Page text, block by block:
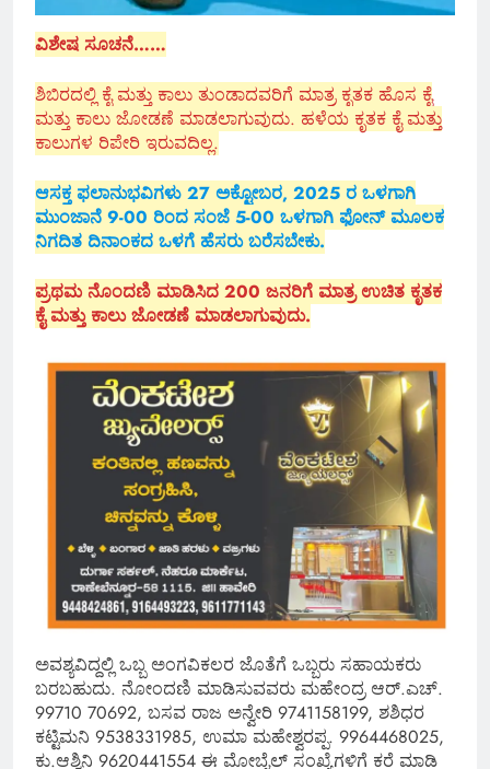
ವಿಶೇಷ ಸೂಚನೆ……
ಶಿಬಿರದಲ್ಲಿ ಕೈ ಮತ್ತು ಕಾಲು ತುಂಡಾದವರಿಗೆ ಮಾತ್ರ ಕೃತಕ ಹೊಸ ಕೈ
ಮತ್ತು ಕಾಲು ಜೋಡಣೆ ಮಾಡಲಾಗುವುದು. ಹಳೆಯ ಕೃತಕ ಕೈ ಮತ್ತು
ಕಾಲುಗಳ ರಿಪೇರಿ ಇರುವದಿಲ್ಲ.
ಆಸಕ್ತ ಫಲಾನುಭವಿಗಳು 27 ಅಕ್ಟೋಬರ, 2025 ರ ಒಳಗಾಗಿ
ಮುಂಜಾನೆ 9-00 ರಿಂದ ಸಂಜೆ 5-00 ಒಳಗಾಗಿ ಫೋನ್ ಮೂಲಕ
ನಿಗದಿತ ದಿನಾಂಕದ ಒಳಗೆ ಹೆಸರು ಬರೆಸಬೇಕು.
ಪ್ರಥಮ ನೊಂದಣಿ ಮಾಡಿಸಿದ 200 ಜನರಿಗೆ ಮಾತ್ರ ಉಚಿತ ಕೃತಕ
ಕೈ ಮತ್ತು ಕಾಲು ಜೋಡಣೆ ಮಾಡಲಾಗುವುದು.
ಅವಶ್ಯವಿದ್ದಲ್ಲಿ ಒಬ್ಬ ಅಂಗವಿಕಲರ ಜೊತೆಗೆ ಒಬ್ಬರು ಸಹಾಯಕರು
ಬರಬಹುದು. ನೋಂದಣಿ ಮಾಡಿಸುವವರು ಮಹೇಂದ್ರ ಆರ್.ಎಚ್.
99710 70692, ಬಸವ ರಾಜ ಅನ್ವೇರಿ 9741158199, ಶಶಿಧರ
ಕಟ್ಟಿಮನಿ 9538331985, ಉಮಾ ಮಹೇಶ್ವರಪ್ಪ. 9964468025,
ಕು.ಆಶ್ವಿನಿ 9620441554 ಈ ಮೋಬೈಲ್ ಸಂಖ್ಯೆಗಳಿಗೆ ಕರೆ ಮಾಡಿ